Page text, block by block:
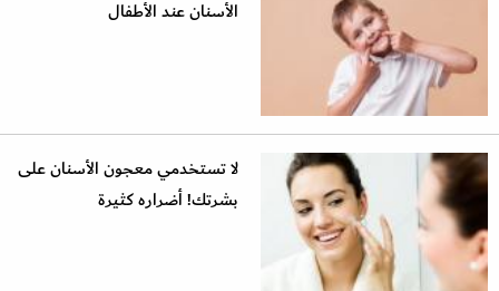
الأسنان عند الأطفال
لا تستخدمي معجون الأسنان على
بشرتك! أضراره كثيرة